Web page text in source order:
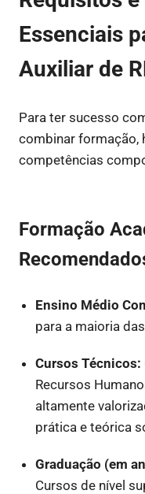
Essenciais
Auxiliar de
Para ter sucesso
combinar formação,
competências
Formação
Ensino Médio
para a maioria
Cursos Técnicos:
Recursos
altamente
prática e teórica
Graduação (em
Cursos de nível